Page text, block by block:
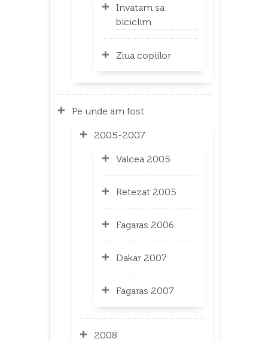
Invatam sa
biciclim
Ziua copiilor
Pe unde am fost
2005-2007
Valcea 2005
Retezat 2005
Fagaras 2006
Dakar 2007
Fagaras 2007
2008